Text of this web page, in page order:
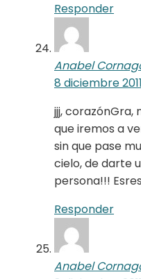
Responder
Anabel
8 diciembre
jjj,
que iremos a
sin que pase
cielo, de darte
persona!!!
Responder
Anabel